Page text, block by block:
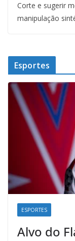
Corte e sugerir
manipulação
Esportes
ESPORTES
Alvo do